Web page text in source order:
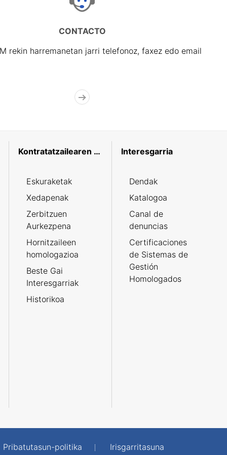
CONTACTO
rekin harremanetan jarri telefonoz, faxez edo email
Kontratatzailearen profila
Eskuraketak
Xedapenak
Zerbitzuen
Aurkezpena
Hornitzaileen
homologazioa
Beste Gai
Interesgarriak
Historikoa
Interesgarria
Dendak
Katalogoa
Canal de
denuncias
Certificaciones
de Sistemas de
Gestión
Homologados
Pribatutasun-politika Irisgarritasuna